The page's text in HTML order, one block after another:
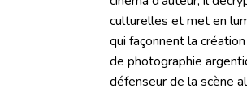
culturelles et met en
qui façonnent la
de photographie
défenseur de la scène